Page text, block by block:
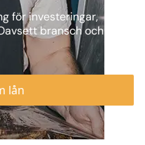
för investeringar,
bransch och
lån